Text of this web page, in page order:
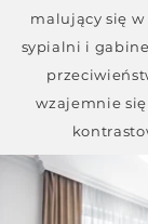
malujący się
sypialni i
wzajemnie